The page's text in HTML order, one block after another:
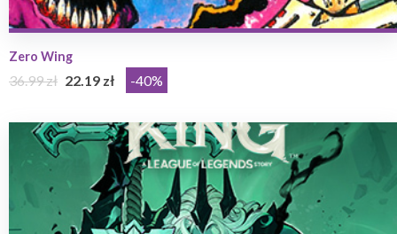
Zero Wing
36.99 zł 22.19 zł -40%